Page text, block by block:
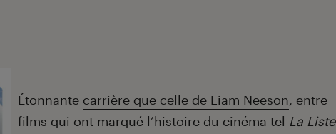
Étonnante carrière que celle de Liam Neeson, entre
films qui ont marqué l’histoire du cinéma tel La Liste